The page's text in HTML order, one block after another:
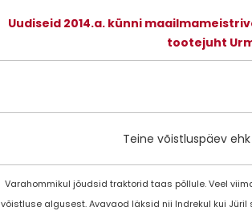
Uudiseid 2014.a. künni
tootejuht
Teine võistluspäev
Varahommikul jõudsid traktorid taas põllule. Veel
võistluse algusest. Avavaod läksid nii Indrekul kui